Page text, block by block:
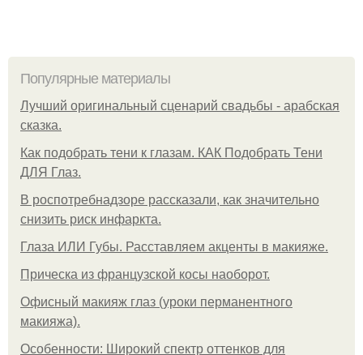
Популярные материалы
Лучший оригинальный сценарий свадьбы - арабская
сказка.
Как подобрать тени к глазам. КАК Подобрать Тени
ДЛЯ Глаз.
В роспотребнадзоре рассказали, как значительно
снизить риск инфаркта.
Глаза ИЛИ Губы. Расставляем акценты в макияже.
Прическа из французской косы наоборот.
Офисный макияж глаз (уроки перманентного
макияжа).
Особенности: Широкий спектр оттенков для